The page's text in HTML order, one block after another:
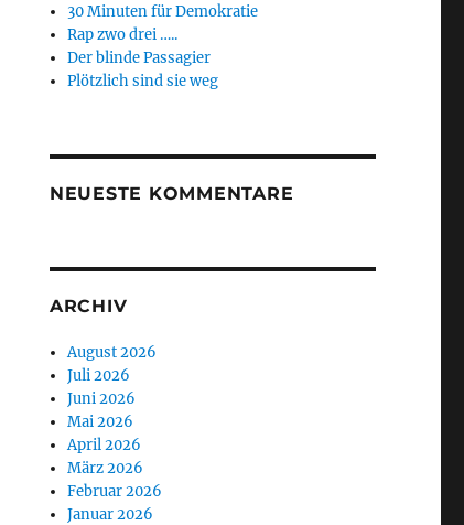
30 Minuten für Demokratie
Rap zwo drei …..
Der blinde Passagier
Plötzlich sind sie weg
NEUESTE KOMMENTARE
ARCHIV
August 2026
Juli 2026
Juni 2026
Mai 2026
April 2026
März 2026
Februar 2026
Januar 2026